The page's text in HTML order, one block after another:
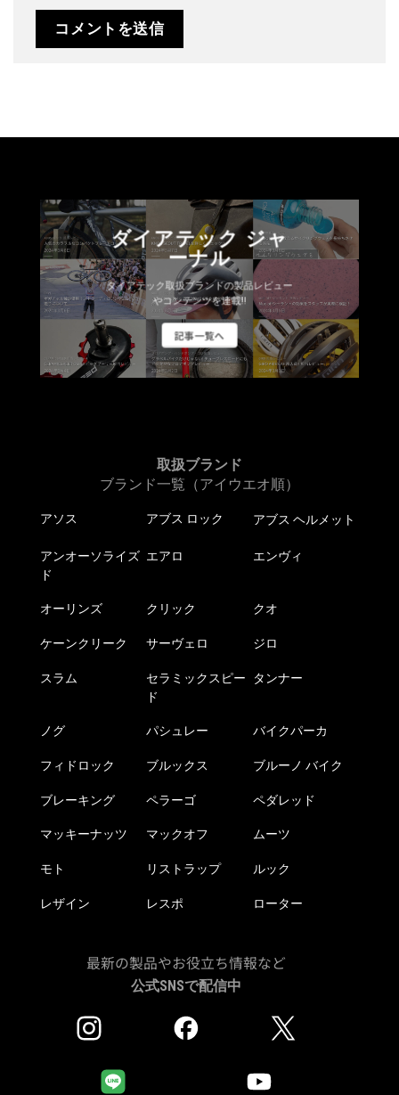
ダイアテック ジャ
ーナル
ダイアテック取扱ブランドの製品レビュー
やコンテンツを連載!!
記事一覧へ
取扱ブランド
ブランド一覧（アイウエオ順）
アソス アブス ロック アブス ヘルメット
アンオーソライズ
ド
エアロ エンヴィ
オーリンズ クリック クオ
ケーンクリーク サーヴェロ ジロ
スラム
セラミックスピー
ド
タンナー
ノグ パシュレー バイクパーカ
フィドロック ブルックス ブルーノ バイク
ブレーキング ペラーゴ ペダレッド
マッキーナッツ マックオフ ムーツ
モト リストラップ ルック
レザイン レスポ ローター
最新の製品やお役立ち情報など
公式SNSで配信中